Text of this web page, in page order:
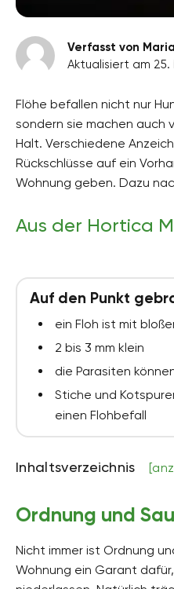
Verfasst von Maria
Aktualisiert am 25.
Flöhe befallen nicht nur
sondern sie machen auch
Halt. Verschiedene
Rückschlüsse auf ein
Wohnung geben. Dazu
Aus der Hortica
Auf den Punkt
ein Floh ist mit
2 bis 3 mm klein
die Parasiten
Stiche und
einen Flohbefall
Inhaltsverzeichnis
Ordnung und
Nicht immer ist Ordnung
Wohnung ein Garant